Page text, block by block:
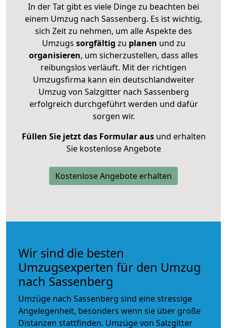
In der Tat gibt es viele Dinge zu beachten bei
einem Umzug nach Sassenberg. Es ist wichtig,
sich Zeit zu nehmen, um alle Aspekte des
Umzugs sorgfältig zu planen und zu
organisieren, um sicherzustellen, dass alles
reibungslos verläuft. Mit der richtigen
Umzugsfirma kann ein deutschlandweiter
Umzug von Salzgitter nach Sassenberg
erfolgreich durchgeführt werden und dafür
sorgen wir.
Füllen Sie jetzt das Formular ausund erhalten
Sie kostenlose Angebote
Kostenlose Angebote erhalten
Wir sind die besten
Umzugsexperten für den Umzug
nach Sassenberg
Umzüge nach Sassenberg sind eine stressige
Angelegenheit, besonders wenn sie über große
Distanzen stattfinden. Umzüge von Salzgitter